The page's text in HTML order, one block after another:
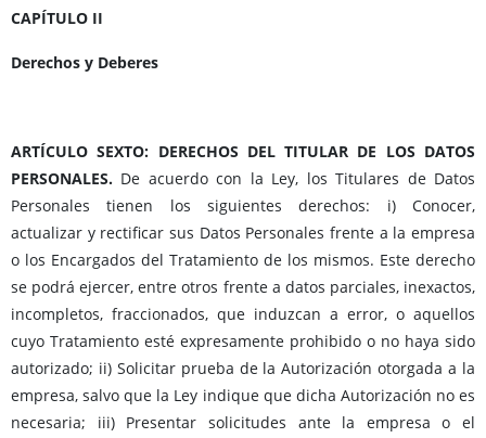
CAPÍTULO II
Derechos y Deberes
ARTÍCULO SEXTO: DERECHOS DEL TITULAR DE LOS DATOS
PERSONALES. De acuerdo con la Ley, los Titulares de Datos
Personales tienen los siguientes derechos: i) Conocer,
actualizar y rectificar sus Datos Personales frente a la empresa
o los Encargados del Tratamiento de los mismos. Este derecho
se podrá ejercer, entre otros frente a datos parciales, inexactos,
incompletos, fraccionados, que induzcan a error, o aquellos
cuyo Tratamiento esté expresamente prohibido o no haya sido
autorizado; ii) Solicitar prueba de la Autorización otorgada a la
empresa, salvo que la Ley indique que dicha Autorización no es
necesaria; iii) Presentar solicitudes ante la empresa o el